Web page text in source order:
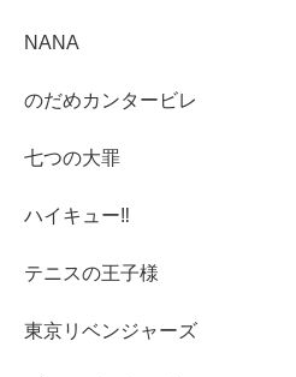
NANA
のだめカンタービレ
七つの大罪
ハイキュー‼︎
テニスの王子様
東京リベンジャーズ